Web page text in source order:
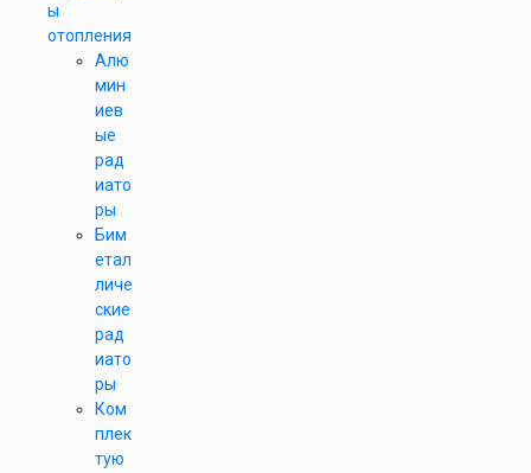
ы
отопления
Алю
мин
иев
ые
рад
иато
ры
Бим
етал
личе
ские
рад
иато
ры
Ком
плек
тую